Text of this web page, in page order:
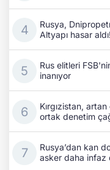
Rusya,
Altyapı hasar aldı!
Rus elitleri
inanıyor
Kırgızistan,
ortak denetim
Rusya’dan kan
asker daha infaz